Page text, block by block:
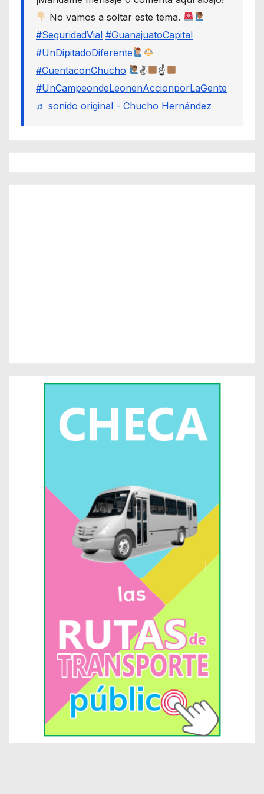
No vamos a soltar este tema.
#SeguridadVial #GuanajuatoCapital
#UnDipitadoDiferente
#CuentaconChucho
✌
☝
#UnCampeondeLeonenAccionporLaGente
♬ sonido original - Chucho Hernández